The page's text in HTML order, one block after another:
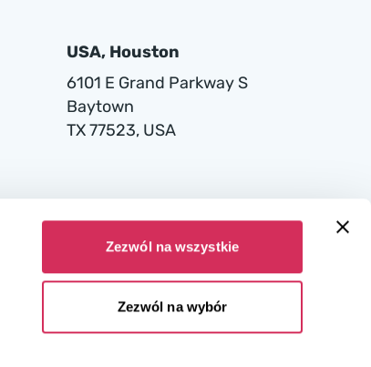
Zezwól na wszystkie
Zezwól na wybór
USA, Houston
6101 E Grand Parkway S
Baytown
TX 77523, USA